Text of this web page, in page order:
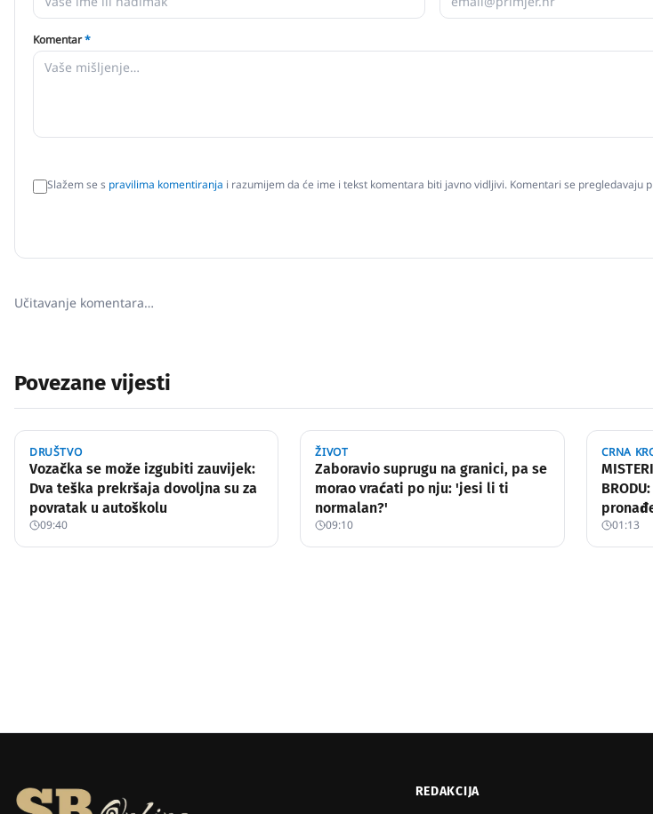
Komentar*
Slažem se s pravilima komentiranja i razumijem da će ime i tekst komentara biti javno vidljivi. Komentari se pregledavaju
Učitavanje komentara…
Povezane vijesti
DRUŠTVO
Vozačka se može izgubiti zauvijek:
Dva teška prekršaja dovoljna su za
povratak u autoškolu
09:40
ŽIVOT
Zaboravio suprugu na granici, pa se
morao vraćati po nju: 'jesi li ti
normalan?'
09:10
CRNA
jednu
01:13
REDAKCIJA